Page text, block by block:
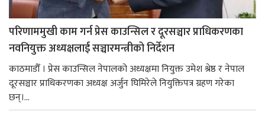
परिणाममुखी काम गर्न प्रेस काउन्सिल र दूरसञ्चार प्राधिकरणका
नवनियुक्त अध्यक्षलाई सञ्चारमन्त्रीको निर्देशन
काठमाडौँ । प्रेस काउन्सिल नेपालको अध्यक्षमा नियुक्त उमेश श्रेष्ठ र नेपाल
दूरसञ्चार प्राधिकरणका अध्यक्ष अर्जुन घिमिरेले नियुक्तिपत्र ग्रहण गरेका
छन्।...